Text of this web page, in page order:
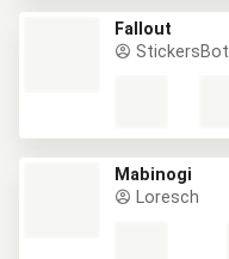
Fallout
StickersBot
Mabinogi
Loresch